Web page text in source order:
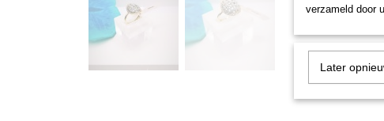
verzameld door
Later